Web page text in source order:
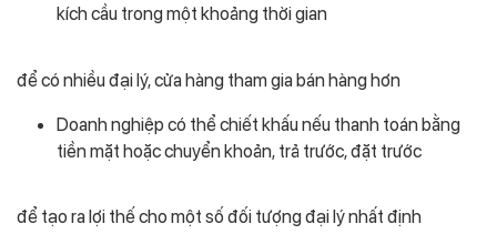
kích cầu trong một khoảng thời gian
để có nhiều đại lý, cửa hàng tham gia bán hàng hơn
Doanh nghiệp có thể chiết khấu nếu thanh toán bằng
tiền mặt hoặc chuyển khoản, trả trước, đặt trước
để tạo ra lợi thế cho một số đối tượng đại lý nhất định